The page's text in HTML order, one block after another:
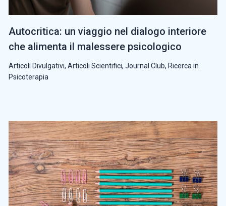
Autocritica: un viaggio nel dialogo interiore
che alimenta il malessere psicologico
Articoli Divulgativi, Articoli Scientifici, Journal Club, Ricerca in
Psicoterapia